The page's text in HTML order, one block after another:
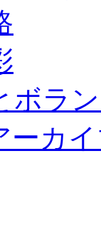
ボラ
ーカ